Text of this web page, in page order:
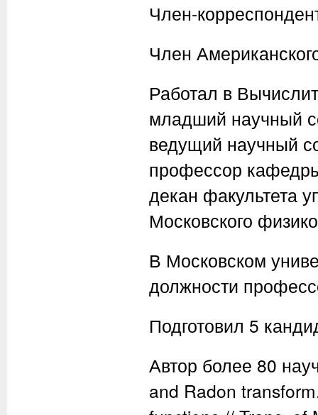
Член-
Член
Работал в
младший научный
ведущий научный
профессор
декан факультета
Московского
В Московском
должности
Подготовил 5
Автор более 80
and Radon